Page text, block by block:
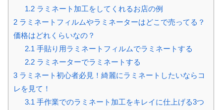
1.2ラミネート加工をしてくれるお店の例
2 ラミネートフィルムやラミネーターはどこで売ってる？
価格はどれくらいなの？
2.1 手貼り用ラミネートフィルムでラミネートする
2.2ラミネーターでラミネートする
3 ラミネート初心者必見！綺麗にラミネートしたいならコ
レを見て！
3.1 手作業でのラミネート加工をキレイに仕上げる3つ